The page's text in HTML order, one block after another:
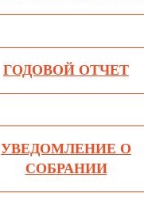
ГОДОВОЙ ОТЧЕТ
УВЕДОМЛЕНИЕ О
СОБРАНИИ